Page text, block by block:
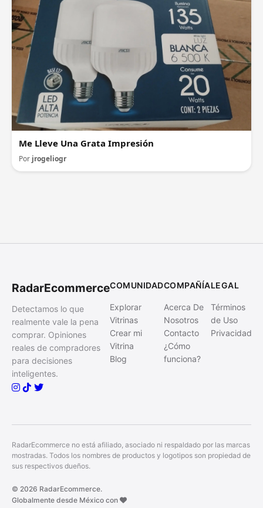
Me Lleve Una Grata Impresión
Por jrogeliogr
RadarEcommerce
Detectamos lo que
realmente vale la pena
comprar. Opiniones
reales de compradores
para decisiones
inteligentes.
COMUNIDAD
Explorar
Vitrinas
Crear mi
Vitrina
Blog
COMPAÑÍA
Acerca De
Nosotros
Contacto
¿Cómo
funciona?
LEGAL
Términos
de Uso
Privacidad
RadarEcommerce no está afiliado, asociado ni respaldado por las marcas
mostradas. Todos los nombres de productos y logotipos son propiedad de
sus respectivos dueños.
© 2026 RadarEcommerce.
Globalmente desde México con